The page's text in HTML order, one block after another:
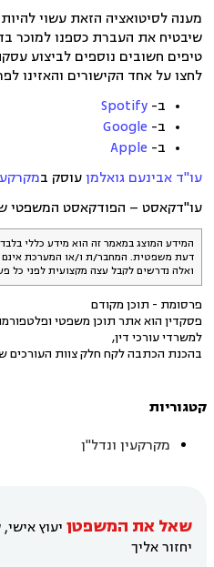
מענה לסיטואציה הזאת עשוי
שיבטיח את העברת כספנו למוכר
טיפים חשובים נוספים לביצוע
לחצו על אחד הקישורים והאזינו
ב- Spotify
ב- Google
ב- Apple
עו"ד אבינעם גואלמןעוסק ב
עו"דקאסט – הפודקאסט המשפטי
המידע המוצג במאמר זה הוא מידע כללי
דעת משפטית. המחבר/ת ו/או המערכת אינם
ואלה נדרשים לקבל עצה מקצועית לפני כל
פרסומת - תוכן מקודם
פסקדין הוא אתר תוכן משפטי
למשרדי עורכי דין,
בהכנת הכתבה לקח חלק צוות העורכים
קטגוריות
מקרקעין ונדל"ן
שאל את המשפטן יעוץ
יחזור אליך